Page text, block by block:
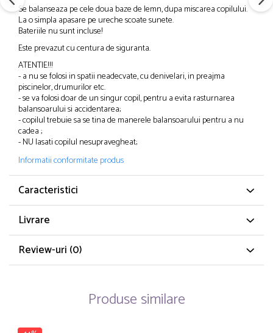
Se balanseaza pe cele doua baze de lemn, dupa miscarea copilului.
La o simpla apasare pe ureche scoate sunete.
Bateriile nu sunt incluse!
Este prevazut cu centura de siguranta.
ATENTIE!!!
- a nu se folosi in spatii neadecvate, cu denivelari, in preajma
piscinelor, drumurilor etc.
- se va folosi doar de un singur copil, pentru a evita rasturnarea
balansoarului si accidentarea;
- copilul trebuie sa se tina de manerele balansoarului pentru a nu
cadea ;
- NU lasati copilul nesupravegheat;
Informatii conformitate produs
Caracteristici
Livrare
Review-uri (0)
Produse similare